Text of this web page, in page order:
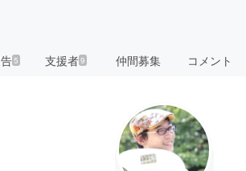
5 支援者9 仲間募集 コメント